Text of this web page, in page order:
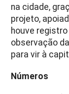
na cidade,
projeto,
houve
observação
para vir à
Números